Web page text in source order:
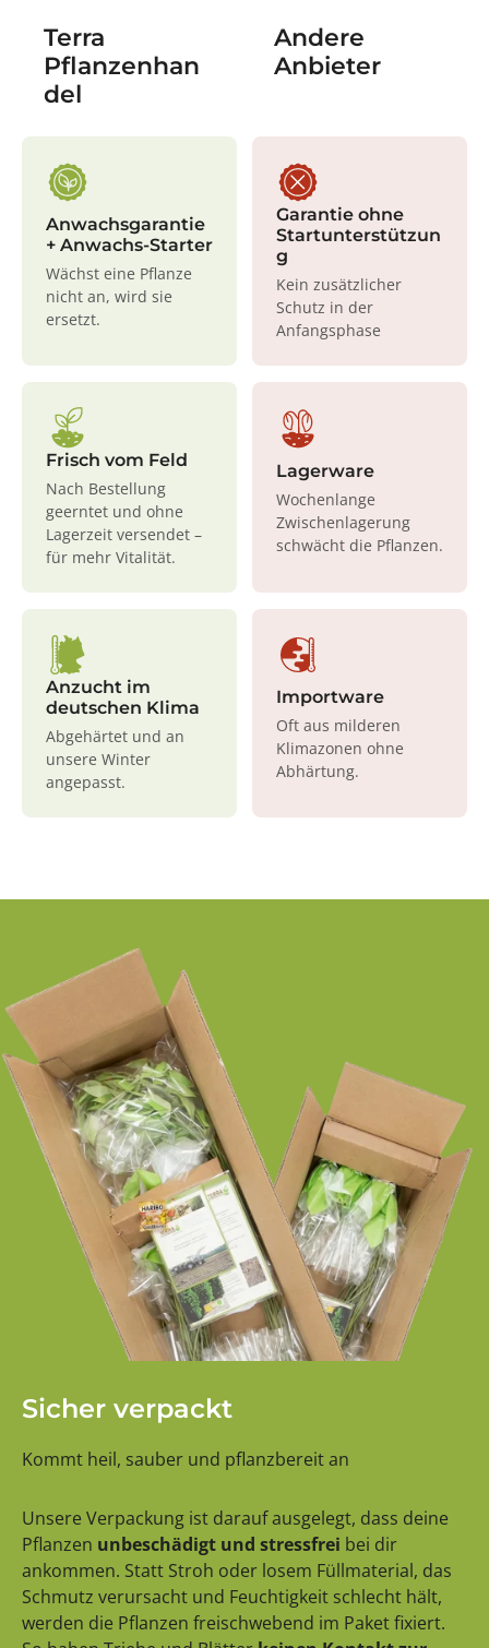
Terra
Pflanzenhan
del
Andere
Anbieter
Anwachsgarantie
+ Anwachs-Starter
Wächst eine Pflanze
nicht an, wird sie
ersetzt.
Garantie ohne
Startunterstützun
g
Kein zusätzlicher
Schutz in der
Anfangsphase
Frisch vom Feld
Nach Bestellung
geerntet und ohne
Lagerzeit versendet –
für mehr Vitalität.
Lagerware
Wochenlange
Zwischenlagerung
schwächt die Pflanzen.
Anzucht im
deutschen Klima
Abgehärtet und an
unsere Winter
angepasst.
Importware
Oft aus milderen
Klimazonen ohne
Abhärtung.
Sicher verpackt
Kommt heil, sauber und pflanzbereit an
Unsere Verpackung ist darauf ausgelegt, dass deine
Pflanzen unbeschädigt und stressfrei bei dir
ankommen. Statt Stroh oder losem Füllmaterial, das
Schmutz verursacht und Feuchtigkeit schlecht hält,
werden die Pflanzen freischwebend im Paket fixiert.